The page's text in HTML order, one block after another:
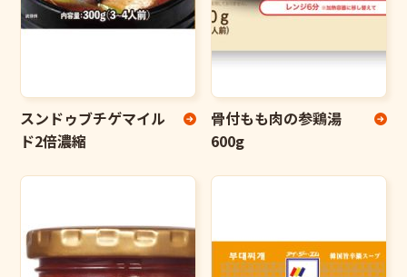
スンドゥブチゲマイル
ド2倍濃縮
骨付もも肉の参鶏湯
600g